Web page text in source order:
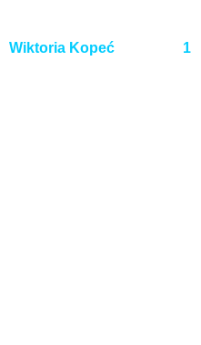
Wiktoria Kopeć 1